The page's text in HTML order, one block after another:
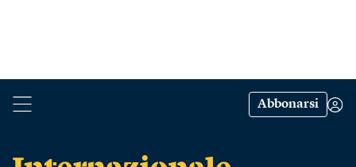
Abbonarsi